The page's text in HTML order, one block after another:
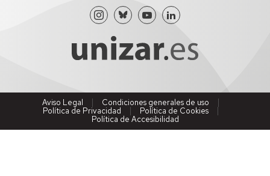
Aviso Legal
Condiciones generales de uso
Política de Privacidad
Política de Cookies
Política de Accesibilidad